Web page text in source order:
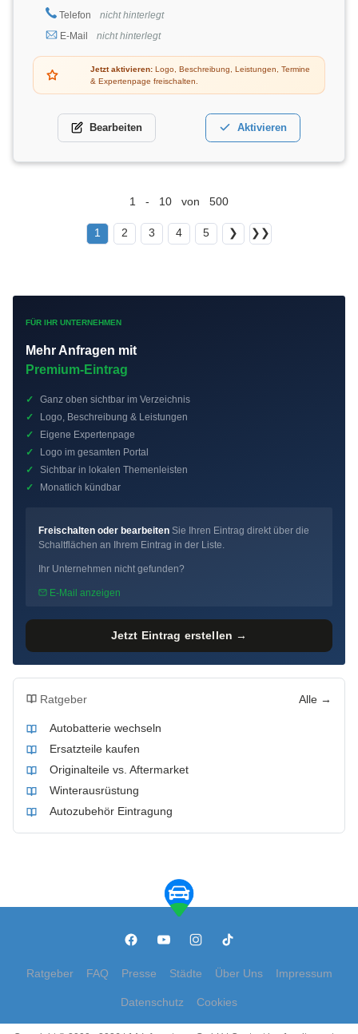
Telefon
nicht hinterlegt
E-Mail
nicht hinterlegt
Jetzt aktivieren: Logo, Beschreibung, Leistungen, Termine
& Expertenpage freischalten.
Bearbeiten Aktivieren
1 - 10 von 500
1 2 3 4 5 ❯ ❯❯
FÜR IHR UNTERNEHMEN
Mehr Anfragen mit
Premium-Eintrag
✓
Ganz oben sichtbar im Verzeichnis
✓
Logo, Beschreibung & Leistungen
✓
Eigene Expertenpage
✓
Logo im gesamten Portal
✓
Sichtbar in lokalen Themenleisten
✓
Monatlich kündbar
Freischalten oder bearbeiten Sie Ihren Eintrag direkt über die
Schaltflächen an Ihrem Eintrag in der Liste.
Ihr Unternehmen nicht gefunden?
E-Mail anzeigen
Jetzt Eintrag erstellen →
Ratgeber Alle →
Autobatterie wechseln
Ersatzteile kaufen
Originalteile vs. Aftermarket
Winterausrüstung
Autozubehör Eintragung
Ratgeber FAQ Presse Städte Über Uns Impressum
Datenschutz Cookies